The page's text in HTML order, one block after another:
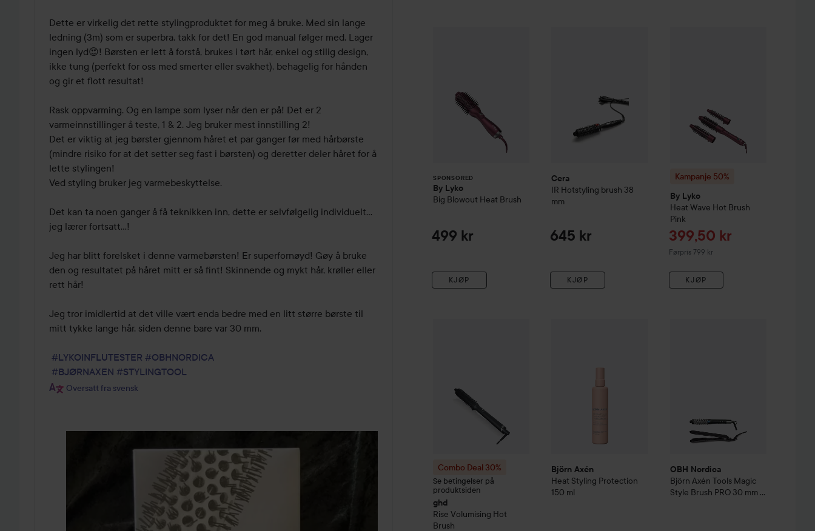
Dette er virkelig det rette stylingproduktet for meg å bruke. Med sin lange
ledning (3m) som er superbra, takk for det! En god manual følger med. Lager
ingen lyd😍! Børsten er lett å forstå, brukes i tørt hår, enkel og stilig design,
ikke tung (perfekt for oss med smerter eller svakhet), behagelig for hånden
og gir et flott resultat!
Rask oppvarming. Og en lampe som lyser når den er på! Det er 2
varmeinnstillinger å teste, 1 & 2. Jeg bruker mest innstilling 2!
Det er viktig at jeg børster gjennom håret et par ganger før med hårbørste
(mindre risiko for at det setter seg fast i børsten) og deretter deler håret for å
lette stylingen!
Ved styling bruker jeg varmebeskyttelse.
Det kan ta noen ganger å få teknikken inn, dette er selvfølgelig individuelt...
jeg lærer fortsatt...!
Jeg har blitt forelsket i denne varmebørsten! Er superfornøyd! Gøy å bruke
den og resultatet på håret mitt er så fint! Skinnende og mykt hår, krøller eller
rett hår!
Jeg tror imidlertid at det ville vært enda bedre med en litt større børste til
mitt tykke lange hår, siden denne bare var 30 mm.
#LYKOINFLUTESTER #OBHNORDICA
#BJØRNAXEN #STYLINGTOOL
Oversatt fra svensk
SPONSORED
By Lyko
Big Blowout Heat Brush
499 kr
KJØP
Cera
IR Hotstyling brush 38
mm
645 kr
KJØP
Kampanje 50%
By Lyko
Heat Wave Hot Brush
Pink
Tilbudspris
399,50 kr
Førpris 799 kr
Ordinarie pris 799 kr
KJØP
Combo Deal 30%
Se betingelser på
produktsiden
ghd
Rise Volumising Hot
Brush
Björn Axén
Heat Styling Protection
150 ml
OBH Nordica
Björn Axén Tools Magic
Style Brush PRO 30 mm &